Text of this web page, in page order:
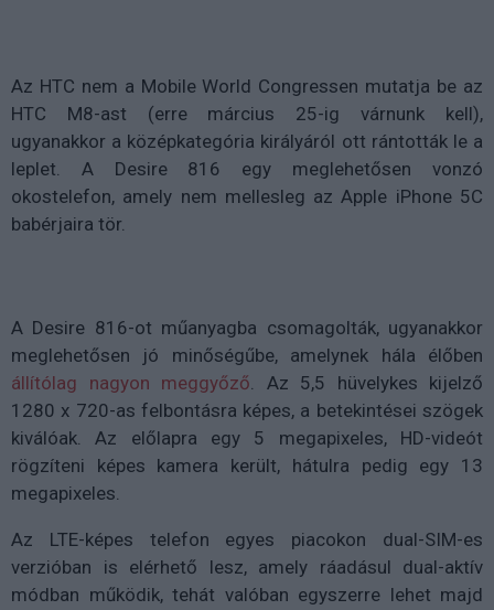
Az HTC nem a Mobile World Congressen mutatja be az
HTC M8-ast (erre március 25-ig várnunk kell),
ugyanakkor a középkategória királyáról ott rántották le a
leplet. A Desire 816 egy meglehetősen vonzó
okostelefon, amely nem mellesleg az Apple iPhone 5C
babérjaira tör.
A Desire 816-ot műanyagba csomagolták, ugyanakkor
meglehetősen jó minőségűbe, amelynek hála élőben
állítólag nagyon meggyőző. Az 5,5 hüvelykes kijelző
1280 x 720-as felbontásra képes, a betekintései szögek
kiválóak. Az előlapra egy 5 megapixeles, HD-videót
rögzíteni képes kamera került, hátulra pedig egy 13
megapixeles.
Az LTE-képes telefon egyes piacokon dual-SIM-es
verzióban is elérhető lesz, amely ráadásul dual-aktív
módban működik, tehát valóban egyszerre lehet majd